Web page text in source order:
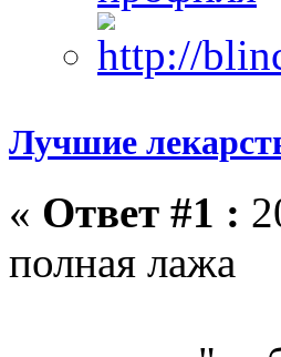
Лучшие
« Ответ #1 :
полная лажа